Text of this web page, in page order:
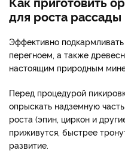
для роста
Эффективно
перегноем, а также
настоящим природным
Перед процедурой
опрыскать надземную
роста (эпин, циркон и
приживутся, быстрее
развитие.